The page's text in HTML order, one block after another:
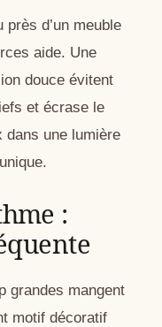
d’un meuble
aide. Une
douce évitent
et écrase le
dans une lumière
:
grandes mangent
motif décoratif